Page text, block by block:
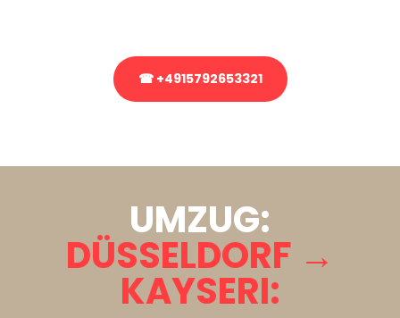
☎ +4915792653321
UMZUG:
DÜSSELDORF →
KAYSERI: